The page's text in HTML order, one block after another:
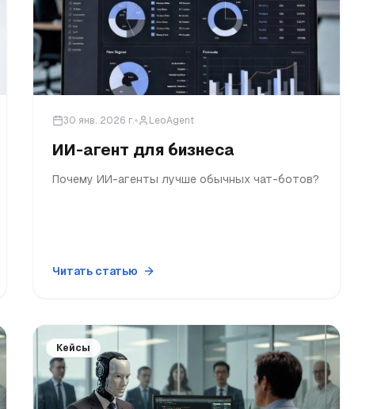
30 янв. 2026 г. LeoAgent
ИИ-агент для бизнеса
Почему ИИ-агенты лучше обычных чат-ботов?
Читать статью
Кейсы